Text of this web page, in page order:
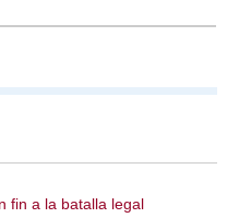
fin a la batalla legal